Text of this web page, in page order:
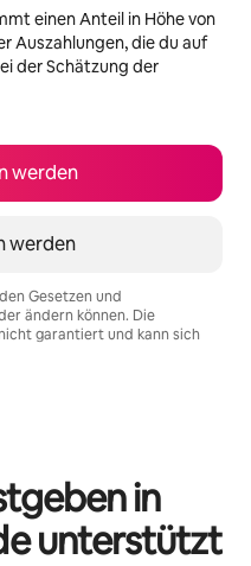
einen Anteil in Höhe von
Auszahlungen, die du auf
der Schätzung der
werden
werden
Gesetzen und
ändern können. Die
garantiert und kann sich
in
unterstützt